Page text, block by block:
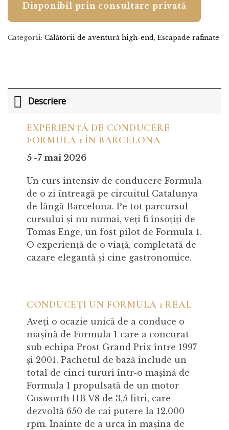
Disponibil prin consultare privată
Categorii: Călătorii de aventură high-end, Escapade rafinate
Descriere
EXPERIENȚĂ DE CONDUCERE
FORMULA 1 ÎN BARCELONA
5 -7 mai 2026
Un curs intensiv de conducere Formula
de o zi întreagă pe circuitul Catalunya
de lângă Barcelona. Pe tot parcursul
cursului și nu numai, veți fi însoțiți de
Tomas Enge, un fost pilot de Formula 1.
O experiență de o viață, completată de
cazare elegantă și cine gastronomice.
CONDUCEȚI UN FORMULA 1 REAL
Aveți o ocazie unică de a conduce o
mașină de Formula 1 care a concurat
sub echipa Prost Grand Prix între 1997
și 2001. Pachetul de bază include un
total de cinci tururi într-o mașină de
Formula 1 propulsată de un motor
Cosworth HB V8 de 3,5 litri, care
dezvoltă 650 de cai putere la 12.000
rpm. Înainte de a urca în mașina de